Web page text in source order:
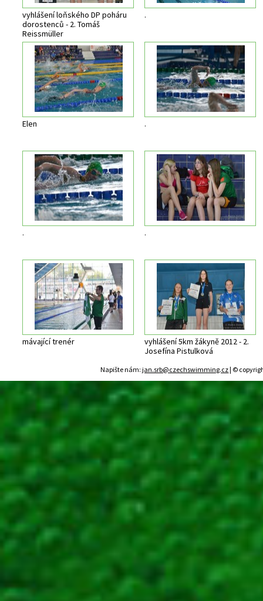
vyhlášení loňského DP poháru
dorostenců - 2. Tomáš
Reissmüller
.
Elen .
. .
mávající trenér
vyhlášení 5km žákyně 2012 - 2.
Josefína Pistulková
Napište nám:jan.srb@czechswimming.cz| ©